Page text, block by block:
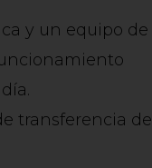
y un equipo de
transferencia de